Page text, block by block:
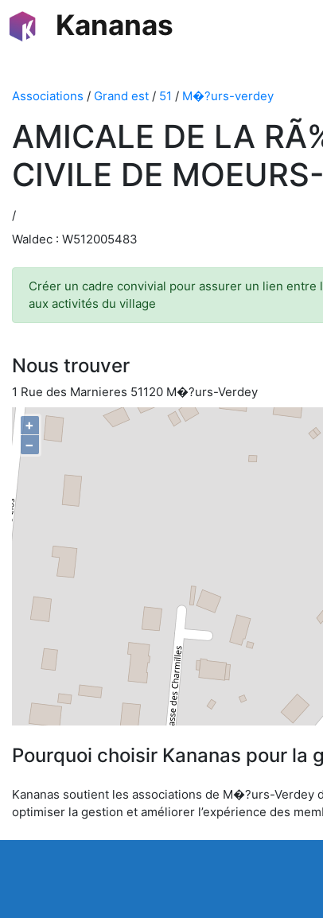
Kananas
Associations / Grand est / 51 / M�?urs-verdey
AMICALE DE LA
CIVILE DE
/
Waldec : W512005483
Créer un cadre convivial pour assurer un lien
aux activités du village
Nous trouver
1 Rue des Marnieres 51120 M�?urs-Verdey
+
−
Pourquoi choisir Kananas pour la
Kananas soutient les associations de M�?urs-
optimiser la gestion et améliorer l’expérience des